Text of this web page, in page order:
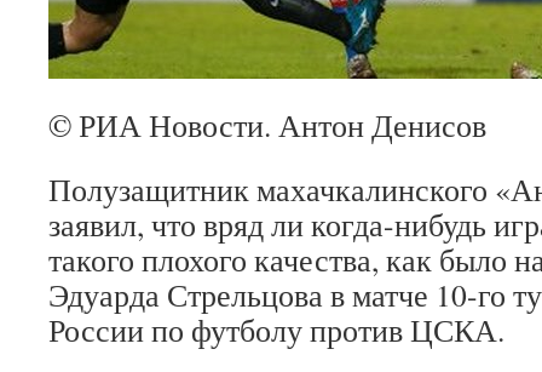
© РИА Новости. Антон Денисов
Полузащитник махачкалинского
заявил, что вряд ли когда-нибудь
такого плохого качества, как было
Эдуарда Стрельцова в матче 10-го
России по футболу против ЦСКА.